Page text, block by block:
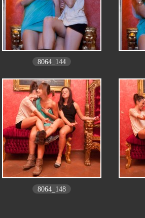
8064_144
8064_148